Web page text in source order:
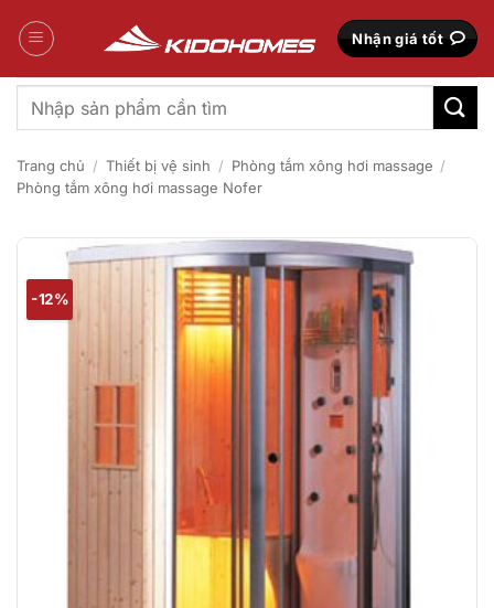
qua
Nhận giá tốt
Tìm
kiếm:
Trang chủ / Thiết bị vệ sinh / Phòng tắm xông hơi massage /
Phòng tắm xông hơi massage Nofer
-12%